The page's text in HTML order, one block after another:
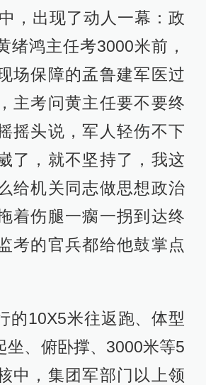
，出现了动人一幕：政
绪鸿主任考3000米前，
场保障的孟鲁建军医过
主考问黄主任要不要终
摇头说，军人轻伤不下
了，就不坚持了，我这
给机关同志做思想政治
着伤腿一瘸一拐到达终
考的官兵都给他鼓掌点
的10X5米往返跑、体型
坐、俯卧撑、3000米等5
中，集团军部门以上领